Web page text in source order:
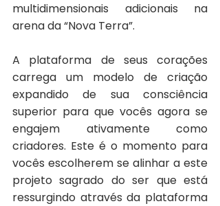
multidimensionais adicionais na
arena da “Nova Terra”.
A plataforma de seus corações
carrega um modelo de criação
expandido de sua consciência
superior para que vocês agora se
engajem ativamente como
criadores. Este é o momento para
vocês escolherem se alinhar a este
projeto sagrado do ser que está
ressurgindo através da plataforma